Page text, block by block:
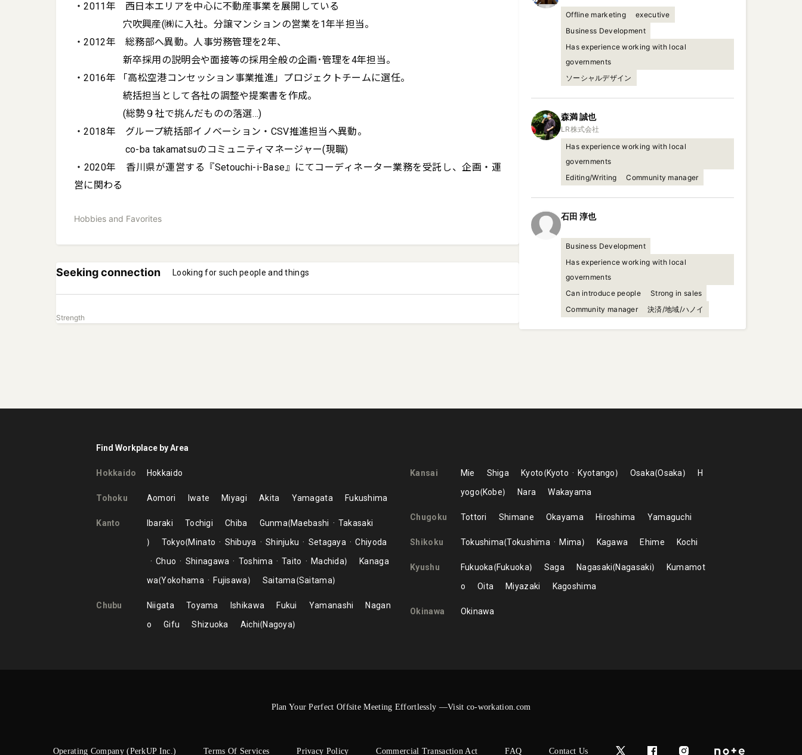
・2011年　西日本エリアを中心に不動産事業を展開している
穴吹興産(㈱に入社。分譲マンションの営業を1年半担当。
・2012年　総務部へ異動。人事労務管理を2年、
新卒採用の説明会や面接等の採用全般の企画･管理を4年担当。
・2016年 「高松空港コンセッション事業推進」プロジェクトチームに選任。
統括担当として各社の調整や提案書を作成。
(総勢９社で挑んだものの落選…)
・2018年　グループ統括部イノベーション・CSV推進担当へ異動。
co-ba takamatsuのコミュニティマネージャー(現職)
・2020年　香川県が運営する『Setouchi-i-Base』にてコーディネーター業務を受託し、企画・運
営に関わる
Hobbies and Favorites
Seeking connection Looking for such people and things
Strength
Offline marketing
executive
Business Development
Has experience working with local
governments
ソーシャルデザイン
森満誠也
Has experience working with local
governments
Editing/Writing
Community manager
石田 淳也
Business Development
Has experience working with local
governments
Can introduce people
Strong in sales
Community manager
決済/地域/ハノイ
Find Workplace by Area
Hokkaido Hokkaido
Tohoku Aomori Iwate Miyagi Akita Yamagata Fukushima
Kanto Ibaraki Tochigi Chiba Gunma Maebashi
Takasaki
Tokyo Minato Shibuya Shinjuku Setagaya
Chiyoda
Chuo
Shinagawa Toshima Taito Machida
Kanaga
wa Yokohama Fujisawa Saitama Saitama
Chubu Niigata Toyama Ishikawa Fukui Yamanashi
Nagan
o
Gifu Shizuoka Aichi Nagoya
Kansai Mie Shiga Kyoto Kyoto Kyotango Osaka Osaka
H
yogo Kobe Nara Wakayama
Chugoku Tottori Shimane Okayama Hiroshima Yamaguchi
Shikoku Tokushima Tokushima Mima Kagawa Ehime Kochi
Kyushu Fukuoka Fukuoka Saga Nagasaki Nagasaki
Kumamot
o
Oita Miyazaki Kagoshima
Okinawa Okinawa
Plan Your Perfect Offsite Meeting Effortlessly —Visit co-workation.com
Operating Company (PerkUP Inc.) Terms Of Services Privacy Policy Commercial Transaction Act FAQ Contact Us